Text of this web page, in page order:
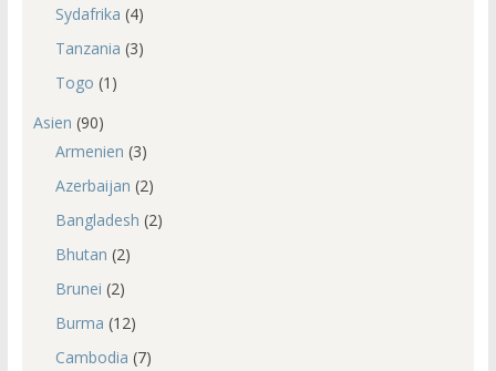
Sydafrika (4)
Tanzania (3)
Togo (1)
Asien (90)
Armenien (3)
Azerbaijan (2)
Bangladesh (2)
Bhutan (2)
Brunei (2)
Burma (12)
Cambodia (7)